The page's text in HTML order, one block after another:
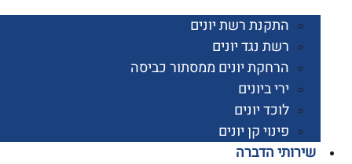
התקנת רשת יונים
רשת נגד יונים
הרחקת יונים ממסתור כביסה
ירי ביונים
לוכד יונים
פינוי קן יונים
הדברה